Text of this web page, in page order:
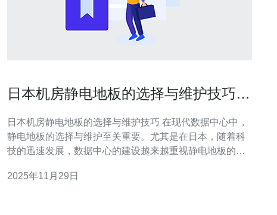
日本机房静电地板的选择与维护技巧分
日本机房静电地板的选择与维护技巧 在现代数据中心中，
静电地板的选择与维护至关重要。尤其是在日本，随着科
技的迅速发展，数据中心的建设越来越重视静电地板的质
与维护技巧，帮助您打造一个安全、高效的数据中心。 以
2025年11月29日